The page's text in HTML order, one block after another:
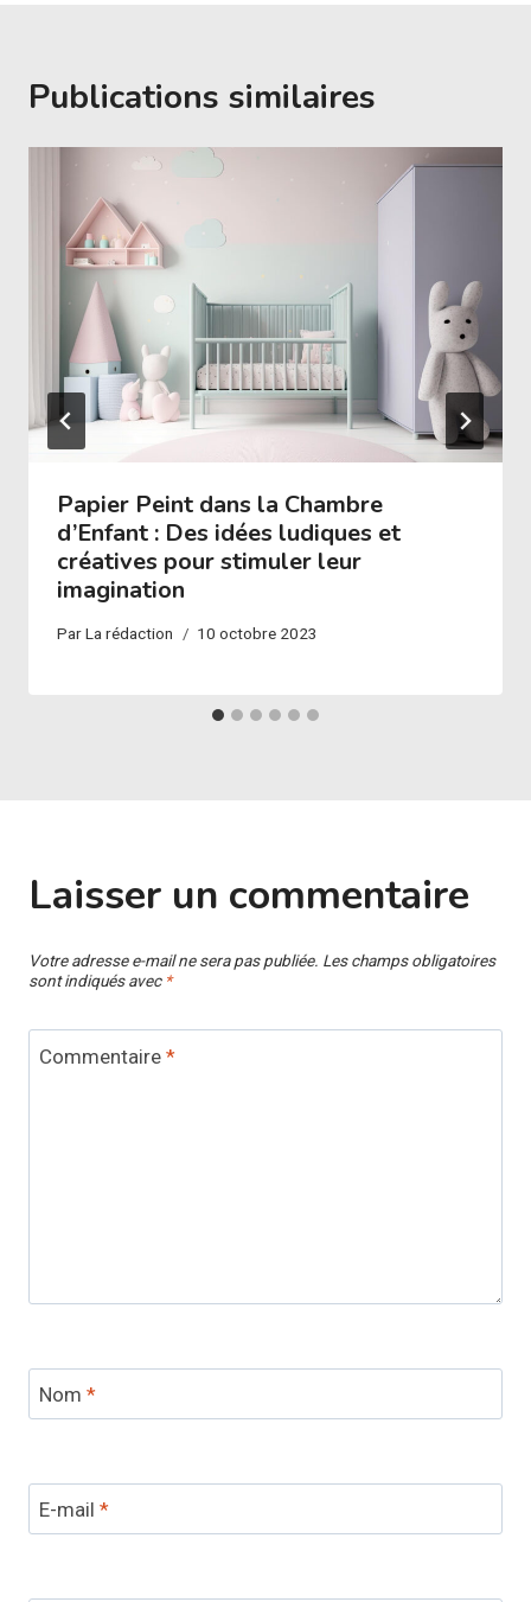
Publications similaires
Papier Peint dans la Chambre
d’Enfant : Des idées ludiques et
créatives pour stimuler leur
imagination
ParLa rédaction 10 octobre 2023
Laisser un commentaire
Votre adresse e-mail ne sera pas publiée. Les champs obligatoires
sont indiqués avec *
Commentaire *
Nom *
E-mail *